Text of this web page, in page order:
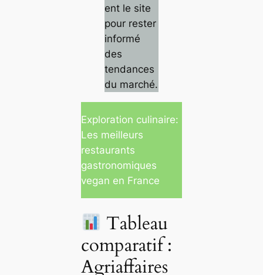
ent le site
pour rester
informé
des
tendances
du marché.
Exploration culinaire:
Les meilleurs
restaurants
gastronomiques
vegan en France
Tableau
comparatif :
Agriaffaires